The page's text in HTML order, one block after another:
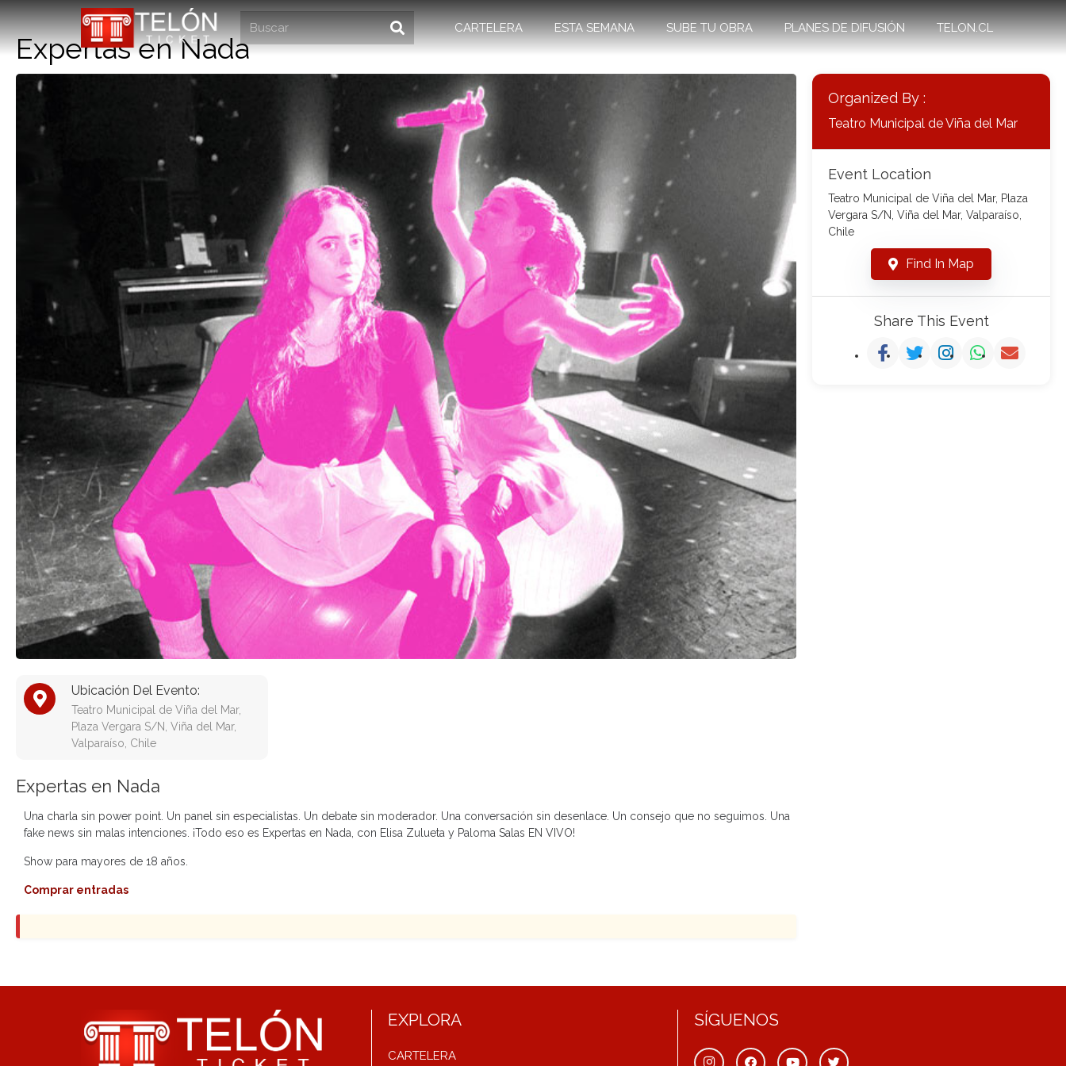
CARTELERA ESTA SEMANA SUBE TU OBRA PLANES DE DIFUSIÓN TELON.CL
Expertas en Nada
Ubicación Del Evento:
Teatro Municipal de Viña del Mar,
Plaza Vergara S/N, Viña del Mar,
Valparaíso, Chile
Expertas en Nada
Una charla sin power point. Un panel sin especialistas. Un debate sin moderador. Una conversación sin desenlace. Un consejo que no seguimos. Una
fake news sin malas intenciones. ¡Todo eso es Expertas en Nada, con Elisa Zulueta y Paloma Salas EN VIVO!
Show para mayores de 18 años.
Comprar entradas
Organized By :
Teatro Municipal de Viña del Mar
Event Location
Teatro Municipal de Viña del Mar, Plaza
Vergara S/N, Viña del Mar, Valparaíso,
Chile
Find In Map
Share This Event
EXPLORA
CARTELERA
SÍGUENOS